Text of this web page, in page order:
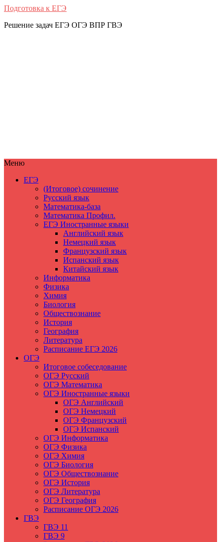
Подготовка к ЕГЭ
Решение задач ЕГЭ ОГЭ ВПР ГВЭ
Меню
ЕГЭ
(Итоговое) сочинение
Русский язык
Математика-база
Математика Профил.
ЕГЭ Иностранные языки
Английский язык
Немецкий язык
Французский язык
Испанский язык
Китайский язык
Информатика
Физика
Химия
Биология
Обществознание
История
География
Литература
Расписание ЕГЭ 2026
ОГЭ
Итоговое собеседование
ОГЭ Русский
ОГЭ Математика
ОГЭ Иностранные языки
ОГЭ Английский
ОГЭ Немецкий
ОГЭ Французский
ОГЭ Испанский
ОГЭ Информатика
ОГЭ Физика
ОГЭ Химия
ОГЭ Биология
ОГЭ Обществознание
ОГЭ История
ОГЭ Литература
ОГЭ География
Расписание ОГЭ 2026
ГВЭ
ГВЭ 11
ГВЭ 9